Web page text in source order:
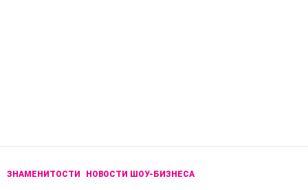
ЗНАМЕНИТОСТИ НОВОСТИ ШОУ-БИЗНЕСА